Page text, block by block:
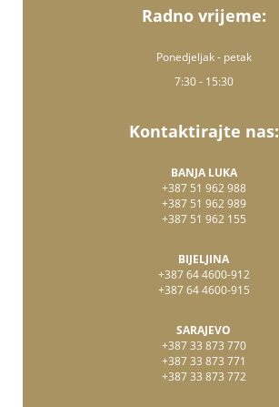
Radno vrijeme:
Ponedjeljak - petak
7:30 - 15:30
Kontaktirajte nas:
BANJA LUKA
+387 51 962 988
+387 51 962 989
+387 51 962 155
BIJELJINA
+387 64 4600-912
+387 64 4600-915
SARAJEVO
+387 33 873 770
+387 33 873 771
+387 33 873 772